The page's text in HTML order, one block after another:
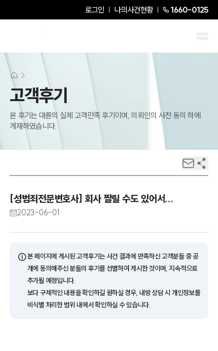
로그인 나의사건현황 1660-0125
고객후기
본 후기는 대륜의 실제 고객만족 후기이며, 의뢰인의 사전 동의 하에
게재하였습니다.
[성범죄전문변호사] 회사 짤릴 수도 있어서...
2023-06-01
ⓘ본 페이지에 게시된 고객후기는 사건 결과에 만족하신 고객분들 중 공
개에 동의해주신 분들의 후기를 선별하여 게시한 것이며, 지속적으로
추가될 예정입니다.
보다 구체적인 내용을 확인하길 원하실 경우, 내방 상담 시 개인정보를
비식별 처리한 범위 내에서 확인하실 수 있습니다.